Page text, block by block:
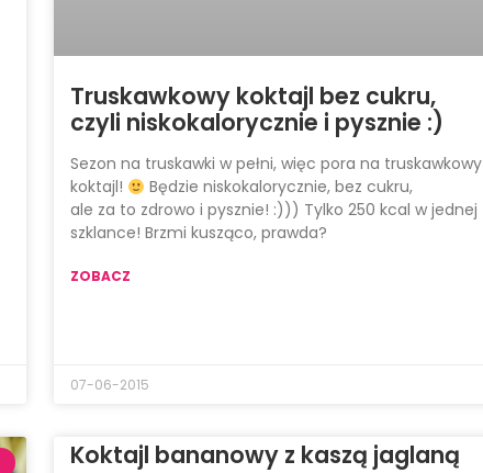
Truskawkowy koktajl bez cukru,
czyli niskokalorycznie i pysznie :)
Sezon na truskawki w pełni, więc pora na truskawkowy
koktajl!
Będzie niskokalorycznie, bez cukru,
ale za to zdrowo i pysznie! :))) Tylko 250 kcal w jednej
szklance! Brzmi kusząco, prawda?
ZOBACZ
07-06-2015
Koktajl bananowy z kaszą jaglaną